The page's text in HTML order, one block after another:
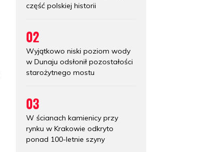
część polskiej historii
02
Wyjątkowo niski poziom wody
w Dunaju odsłonił pozostałości
starożytnego mostu
03
W ścianach kamienicy przy
rynku w Krakowie odkryto
ponad 100-letnie szyny